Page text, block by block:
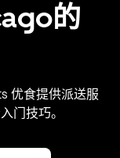
的
优食提供派送服
门技巧。